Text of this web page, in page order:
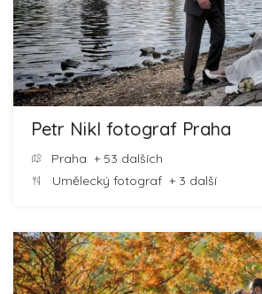
Petr Nikl fotograf Praha
Praha + 53 dalších
Umělecký fotograf + 3 další